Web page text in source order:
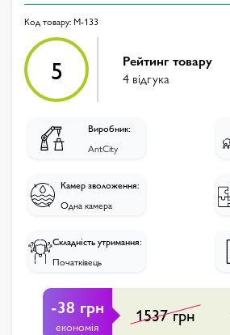
Код товару: M-133
5
Рейтинг товару
4 відгука
Виробник:
AntCity
Камер зволоження:
Одна камера
Складність утримання:
Початківець
-38 грн
економія 1537 грн